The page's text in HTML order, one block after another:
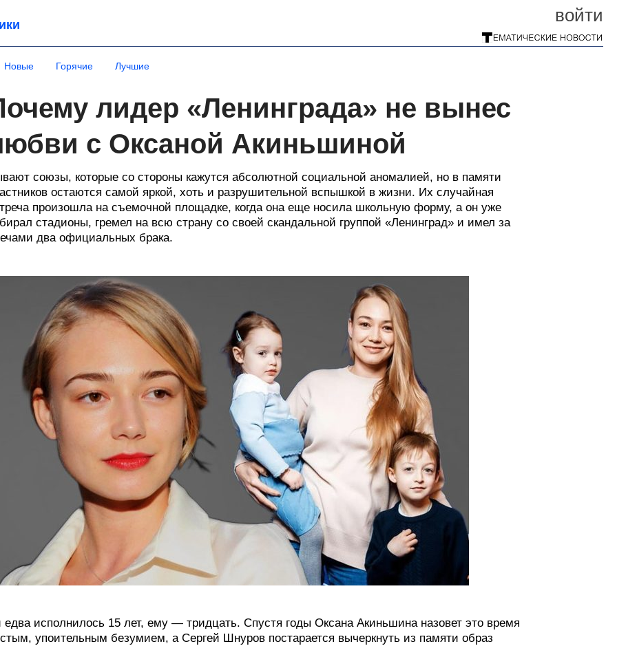
войти
Новые Горячие Лучшие
лидер «Ленинграда» не вынес
с Оксаной Акиньшиной
союзы, которые со стороны кажутся абсолютной социальной аномалией, но в памяти
остаются самой яркой, хоть и разрушительной вспышкой в жизни. Их случайная
произошла на съемочной площадке, когда она еще носила школьную форму, а он уже
стадионы, гремел на всю страну со своей скандальной группой «Ленинград» и имел за
два официальных брака.
едва исполнилось 15 лет, ему — тридцать. Спустя годы Оксана Акиньшина назовет это время
упоительным безумием, а Сергей Шнуров постарается вычеркнуть из памяти образ